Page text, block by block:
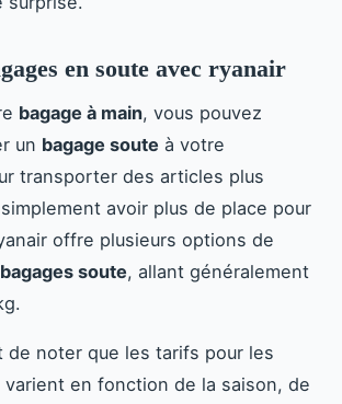
en soute avec ryanair
bagage à main, vous pouvez
un bagage soute à votre
transporter des articles plus
avoir plus de place pour
offre plusieurs options de
bagages soute, allant généralement
de noter que les tarifs pour les
varient en fonction de la saison, de